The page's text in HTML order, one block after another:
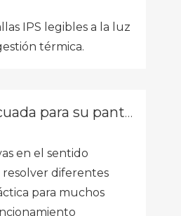
IPS legibles a la luz
térmica.
para su pantalla?
en el sentido
diferentes
para muchos